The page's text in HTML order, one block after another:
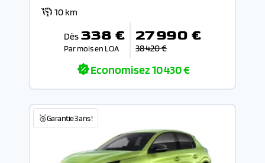
10 km
Dès 338 €
Par mois en LOA
27 990 €
38 420 €
Economisez10 430 €
🥉Garantie 3 ans !